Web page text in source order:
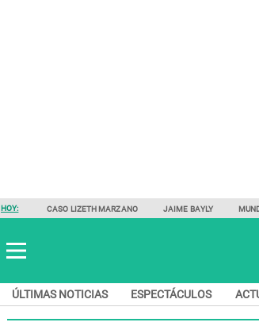
HOY: CASO LIZETH MARZANO JAIME BAYLY
ÚLTIMAS NOTICIAS ESPECTÁCULOS